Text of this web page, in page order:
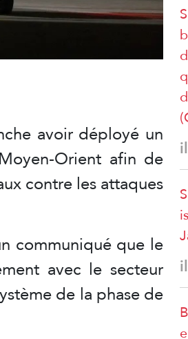
avoir déployé un
Orient afin de
contre les attaques
communiqué que le
avec le secteur
de la phase de